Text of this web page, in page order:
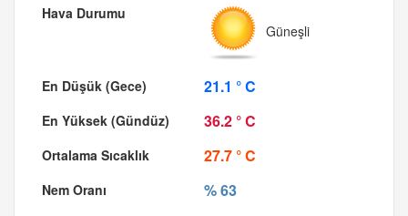
Güneşli
21.1 ° C
36.2 ° C
27.7 ° C
% 63